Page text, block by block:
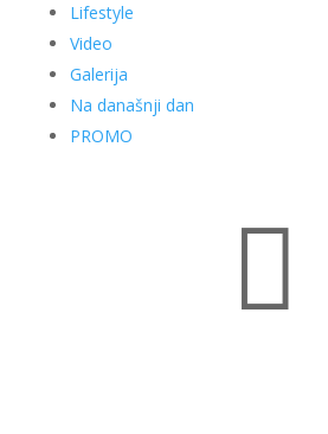
Lifestyle
Video
Galerija
Na današnji dan
PROMO
